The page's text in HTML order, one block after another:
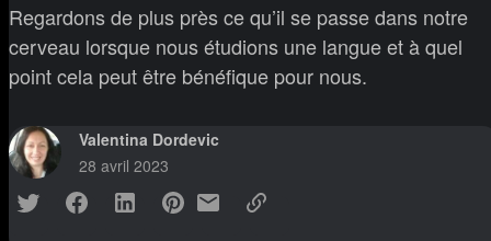
Regardons de plus près ce qu’il se passe dans notre
cerveau lorsque nous étudions une langue et à quel
point cela peut être bénéfique pour nous.
Valentina Dordevic
28 avril 2023